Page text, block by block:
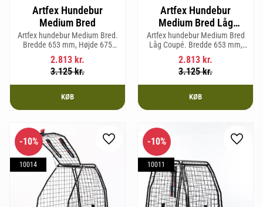
Artfex Hundebur
Medium Bred
Artfex hundebur Medium Bred.
Bredde 653 mm, Højde 675
mm, Dybde 830 mm og vægt
19,7 kg.
2.813 kr.
3.125kr.
KØB
Artfex Hundebur
Medium Bred Låg
Coupé
Artfex hundebur Medium Bred
Låg Coupé. Bredde 653 mm,
Højde 580 mm, Dybde 830 mm
og vægt 17,5 kg.
2.813 kr.
3.125kr.
KØB
10%
10014
Gem som favorit
10%
10011
Gem